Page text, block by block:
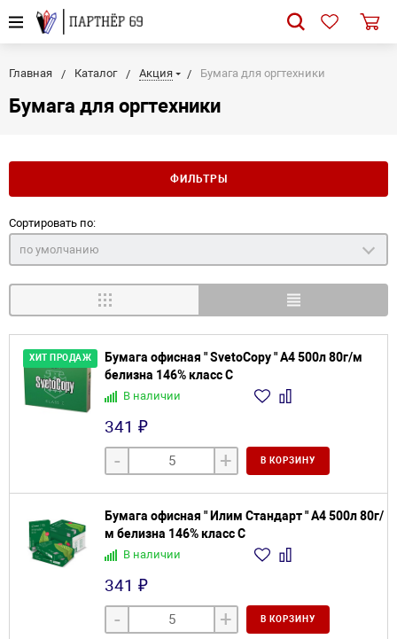
Главная Каталог Акция Бумага для оргтехники
Бумага для оргтехники
ФИЛЬТРЫ
Сортировать по:
по умолчанию
ХИТ ПРОДАЖ
Бумага офисная " SvetoCopy " А4 500л 80г/м
белизна 146% класс С
В наличии
341 ₽
- + В КОРЗИНУ
Бумага офисная " Илим Стандарт " А4 500л 80г/
м белизна 146% класс С
В наличии
341 ₽
- + В КОРЗИНУ